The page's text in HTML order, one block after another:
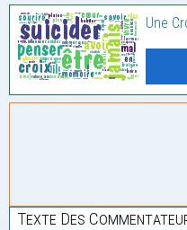
Une
Texte Des